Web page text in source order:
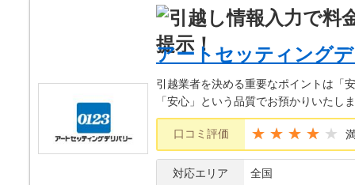
アートセッティング
引越業者を決める重要なポイントは「
「安心」という品質でお預かりいたし
口コミ評価 ★★★★
対応エリア 全国